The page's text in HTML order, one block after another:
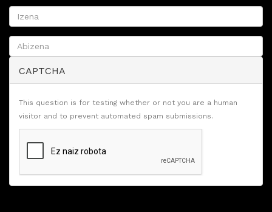
CAPTCHA
This question is for testing whether or not you are a human
visitor and to prevent automated spam submissions.